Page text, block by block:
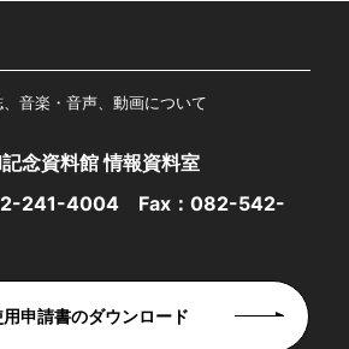
音楽・音声、動画について
念資料館 情報資料室
241-4004 Fax：082-542-
用申請書のダウンロード